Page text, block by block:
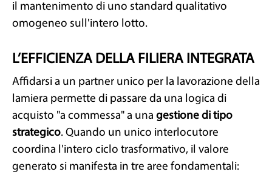
il mantenimento di uno standard qualitativo
omogeneo sull'intero lotto.
L’EFFICIENZA DELLA FILIERA INTEGRATA
Affidarsi a un partner unico per la lavorazione della
lamiera permette di passare da una logica di
acquisto "a commessa" a una gestione di tipo
strategico. Quando un unico interlocutore
coordina l'intero ciclo trasformativo, il valore
generato si manifesta in tre aree fondamentali: